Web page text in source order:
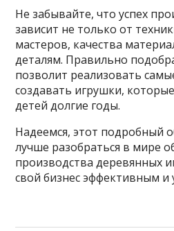
Не забывайте, что успех
зависит не только от
мастеров, качества
деталям. Правильно
позволит реализовать
создавать игрушки,
детей долгие годы.
Надеемся, этот подробный
лучше разобраться в мире
производства деревянных
свой бизнес эффективным